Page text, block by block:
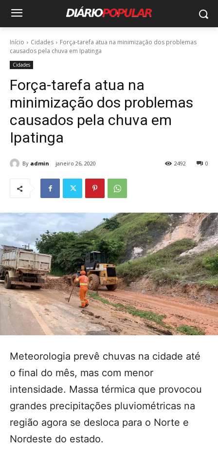
Início Cidades
Força-tarefa atua na minimização dos problemas
causados pela chuva em Ipatinga
Cidades
Força-tarefa atua na
minimização dos problemas
causados pela chuva em
Ipatinga
By admin janeiro 26, 2020 0
2492
Meteorologia prevê chuvas na cidade até
o final do mês, mas com menor
intensidade. Massa térmica que provocou
grandes precipitações pluviométricas na
região agora se desloca para o Norte e
Nordeste do estado.